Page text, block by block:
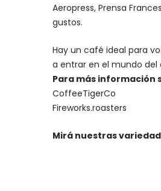
Aeropress, Prensa
gustos.
Hay un café ideal para
a entrar en el mundo
Para más información
CoffeeTigerCo
Fireworks.roasters
Mirá nuestras